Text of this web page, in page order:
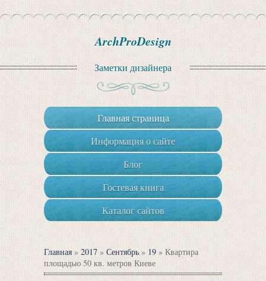
ArchProDesign
Заметки дизайнера
Главная страница
Информация о сайте
Блог
Гостевая книга
Каталог сайтов
Главная»2017 » Сентябрь » 19 » Квартира
площадью 50 кв. метров Киеве